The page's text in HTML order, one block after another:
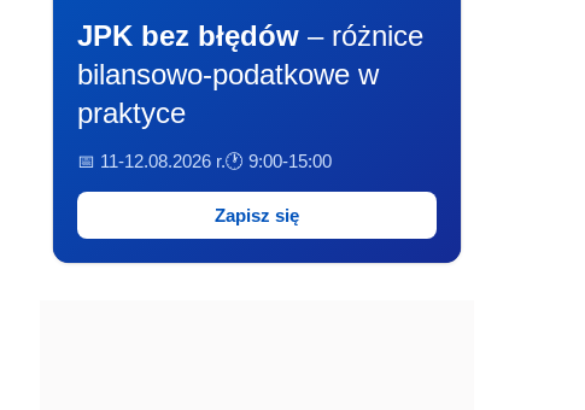
JPK bez błędów – różnice
bilansowo-podatkowe w
praktyce
📅 11-12.08.2026 r.🕐 9:00-15:00
Zapisz się